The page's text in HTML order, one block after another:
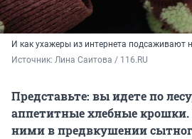
И как ухажеры из интернета подсаживают
Источник: Лина Саитова / 116.RU
Представьте: вы идете по
аппетитные хлебные крошки.
ними в предвкушении